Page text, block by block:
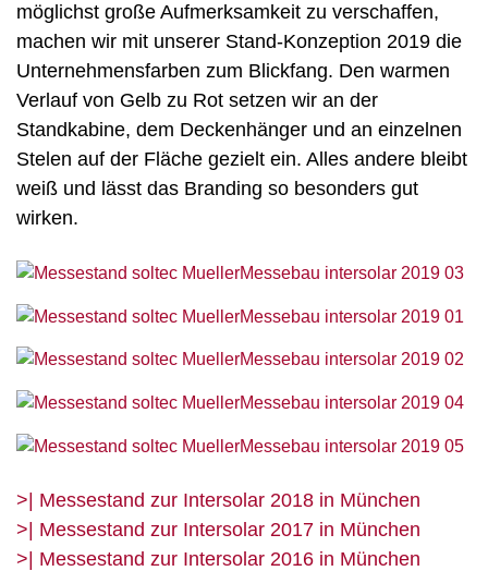
möglichst große Aufmerksamkeit zu verschaffen,
machen wir mit unserer Stand-Konzeption 2019 die
Unternehmensfarben zum Blickfang. Den warmen
Verlauf von Gelb zu Rot setzen wir an der
Standkabine, dem Deckenhänger und an einzelnen
Stelen auf der Fläche gezielt ein. Alles andere bleibt
weiß und lässt das Branding so besonders gut
wirken.
>| Messestand zur Intersolar 2018 in München
>| Messestand zur Intersolar 2017 in München
>| Messestand zur Intersolar 2016 in München